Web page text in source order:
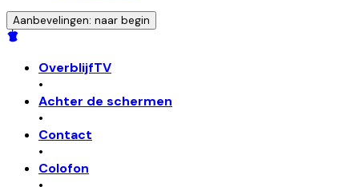
Aanbevelingen: naar begin
OverblijfTV
•
Achter de schermen
•
Contact
•
Colofon